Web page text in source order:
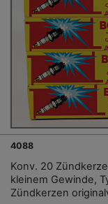
4088
Konv. 20
kleinem Gewinde,
Zündkerzen